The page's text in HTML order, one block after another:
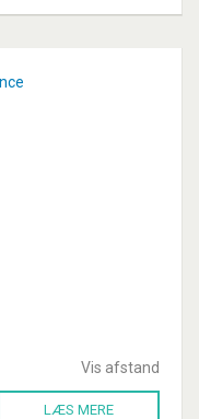
Vis afstand
LÆS MERE